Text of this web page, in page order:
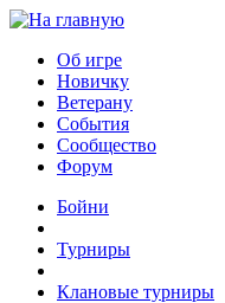
Об игре
Новичку
Ветерану
События
Сообщество
Форум
Бойни
Турниры
Клановые турниры